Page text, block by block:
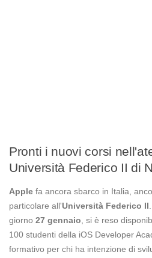
Pronti i nuovi corsi
Università Federico II di
Apple fa ancora sbarco in Italia,
particolare all'Università Federico II
giorno 27 gennaio , si è reso
100 studenti della iOS Developer
formativo per chi ha intenzione di